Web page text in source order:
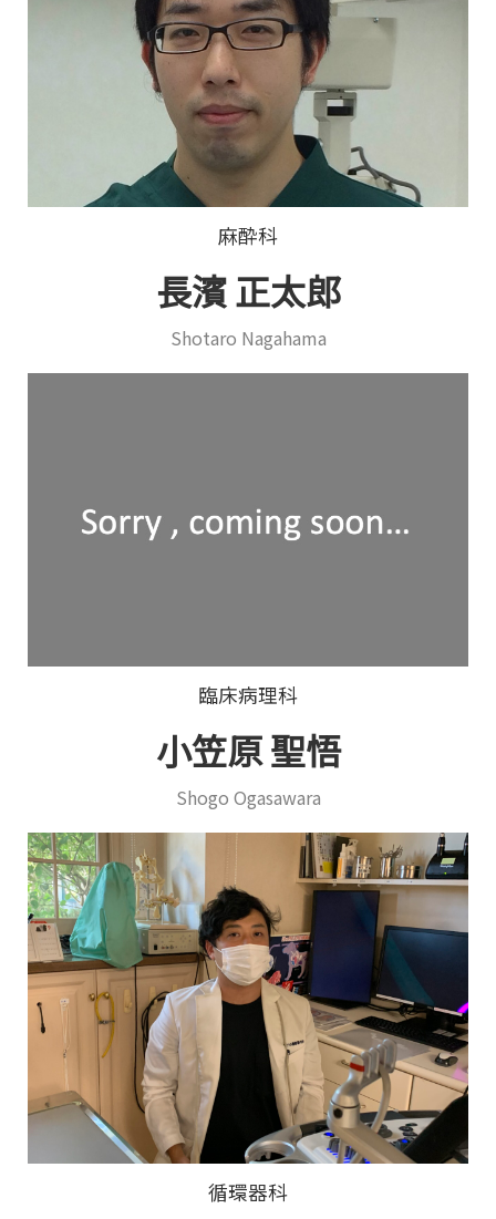
麻酔科
長濱 正太郎
Shotaro Nagahama
臨床病理科
小笠原 聖悟
Shogo Ogasawara
循環器科